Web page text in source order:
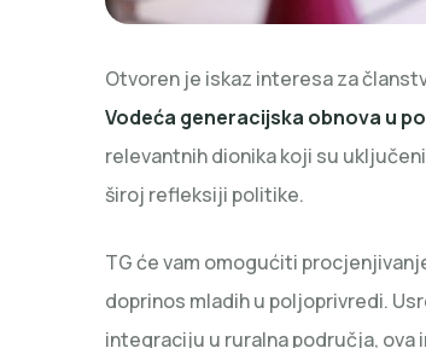
Otvoren je iskaz interesa za
Vodeća generacijska obnova u
relevantnih dionika koji su
široj refleksiji politike.
TG će vam omogućiti
doprinos mladih u poljoprivredi.
integraciju u ruralna područja,